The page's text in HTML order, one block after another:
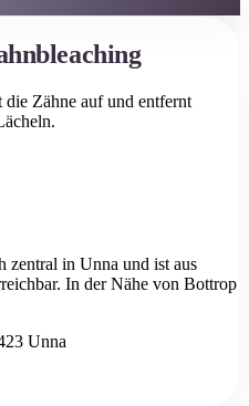
Zähne auf und entfernt
zentral in Unna und ist aus
In der Nähe von Bottrop
Unna